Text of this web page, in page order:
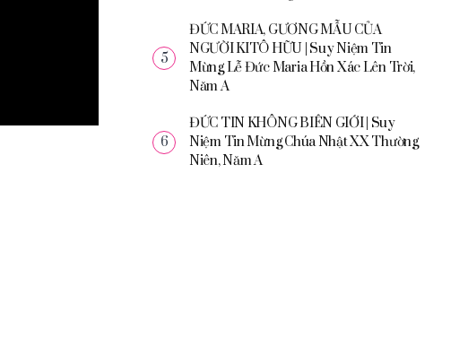
ĐỨC MARIA, GƯƠNG MẪU CỦA
NGƯỜI KITÔ HỮU | Suy Niệm Tin
Mừng Lễ Đức Maria Hồn Xác Lên Trời,
Năm A
ĐỨC TIN KHÔNG BIÊN GIỚI | Suy
Niệm Tin Mừng Chúa Nhật XX Thường
Niên, Năm A